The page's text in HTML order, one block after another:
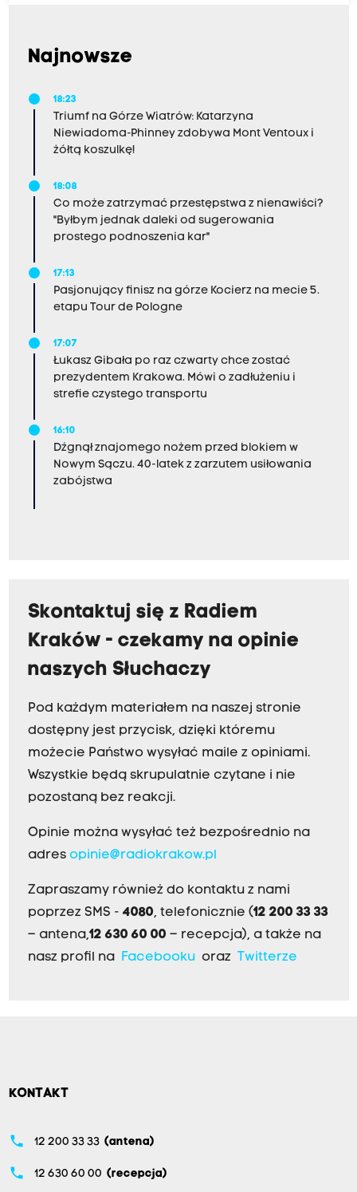
Najnowsze
18:23
Triumf na Górze Wiatrów: Katarzyna
Niewiadoma-Phinney zdobywa Mont Ventoux i
żółtą koszulkę!
18:08
Co może zatrzymać przestępstwa z nienawiści?
"Byłbym jednak daleki od sugerowania
prostego podnoszenia kar"
17:13
Pasjonujący finisz na górze Kocierz na mecie 5.
etapu Tour de Pologne
17:07
Łukasz Gibała po raz czwarty chce zostać
prezydentem Krakowa. Mówi o zadłużeniu i
strefie czystego transportu
16:10
Dźgnął znajomego nożem przed blokiem w
Nowym Sączu. 40-latek z zarzutem usiłowania
zabójstwa
Skontaktuj się z Radiem
Kraków - czekamy na opinie
naszych Słuchaczy
Pod każdym materiałem na naszej stronie
dostępny jest przycisk, dzięki któremu
możecie Państwo wysyłać maile z opiniami.
Wszystkie będą skrupulatnie czytane i nie
pozostaną bez reakcji.
Opinie można wysyłać też bezpośrednio na
adres opinie@radiokrakow.pl
Zapraszamy również do kontaktu z nami
poprzez SMS - 4080, telefonicznie (12 200 33 33
– antena,12 630 60 00 – recepcja), a także na
nasz profil na
Facebookuoraz Twitterze
KONTAKT
phone 12 200 33 33 (antena)
phone 12 630 60 00 (recepcja)